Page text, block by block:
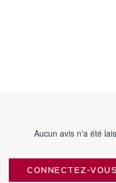
Aucun avis n'a été
CONNECTEZ-